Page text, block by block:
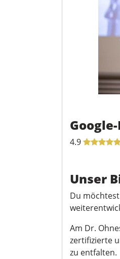
4.9
Unser
Du
Am Dr.
zertifizierte
zu entfalten.